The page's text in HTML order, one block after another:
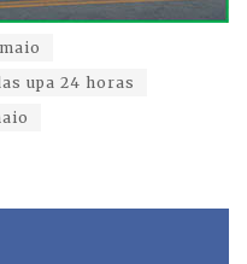
upa 24 horas